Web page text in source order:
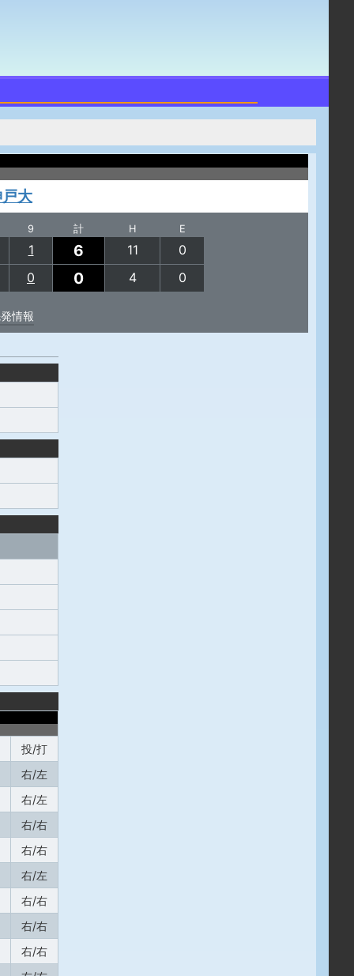
大
9 計 H E
1 6 11
0
0
0 4 0
情報
投/打
右/左
右/左
右/右
右/右
右/左
右/右
右/右
右/右